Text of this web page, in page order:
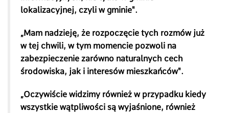
lokalizacyjnej, czyli w gminie".
„Mam nadzieję, że rozpoczęcie tych rozmów już
w tej chwili, w tym momencie pozwoli na
zabezpieczenie zarówno naturalnych cech
środowiska, jak i interesów mieszkańców".
„Oczywiście widzimy również w przypadku kiedy
wszystkie wątpliwości są wyjaśnione, również